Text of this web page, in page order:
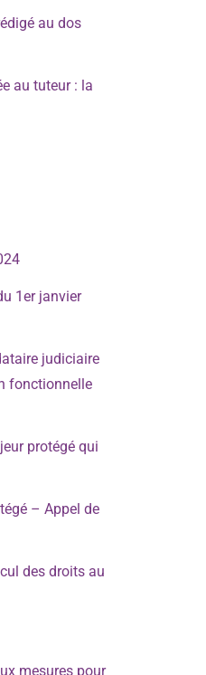
au dos
au tuteur : la
1er janvier
judiciaire
fonctionnelle
protégé qui
– Appel de
des droits au
mesures pour